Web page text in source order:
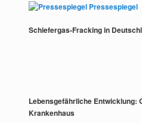
Pressespiegel
Schiefergas-Fracking in
Lebensgefährliche Entwicklung:
Krankenhaus